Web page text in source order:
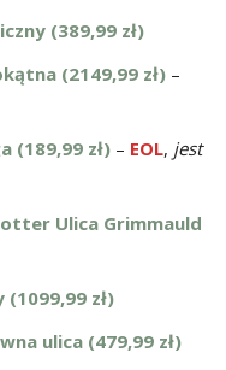
(389,99 zł)
(2149,99 zł) –
(189,99 zł) – EOL, jest
Ulica Grimmauld
zł)
ulica (479,99 zł)